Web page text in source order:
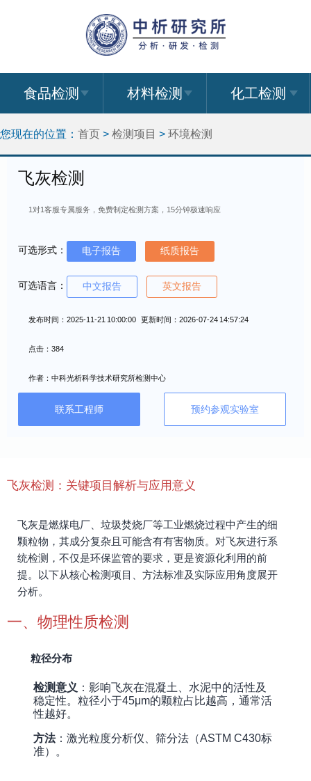
食品检测 材料检测 化工检测
您现在的位置： 首页 > 检测项目 > 环境检测
飞灰检测
1对1客服专属服务，免费制定检测方案，15分钟极速响应
可选形式： 电子报告 纸质报告
可选语言： 中文报告 英文报告
发布时间：2025-11-21 10:00:00 更新时间：2026-07-24 14:57:24
点击：384
作者：中科光析科学技术研究所检测中心
联系工程师 预约参观实验室
飞灰检测：关键项目解析与应用意义
飞灰是燃煤电厂、垃圾焚烧厂等工业燃烧过程中产生的细
颗粒物，其成分复杂且可能含有有害物质。对飞灰进行系
统检测，不仅是环保监管的要求，更是资源化利用的前
提。以下从核心检测项目、方法标准及实际应用角度展开
分析。
一、物理性质检测
粒径分布
检测意义 ：影响飞灰在混凝土、水泥中的活性及
稳定性。粒径小于45μm的颗粒占比越高，通常活
性越好。
方法：激光粒度分析仪、筛分法（ASTM C430标
准）。